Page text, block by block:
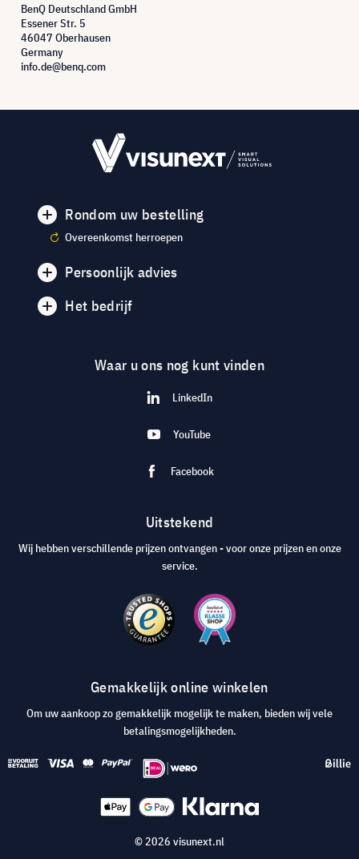
BenQ Deutschland GmbH
Essener Str. 5
46047 Oberhausen
Germany
info.de@benq.com
Rondom uw bestelling
Overeenkomst herroepen
Persoonlijk advies
Het bedrijf
Waar u ons nog kunt vinden
LinkedIn
YouTube
Facebook
Uitstekend
Wij hebben verschillende prijzen ontvangen - voor onze prijzen en onze
service.
Gemakkelijk online winkelen
Om uw aankoop zo gemakkelijk mogelijk te maken, bieden wij vele
betalingsmogelijkheden.
© 2026 visunext.nl